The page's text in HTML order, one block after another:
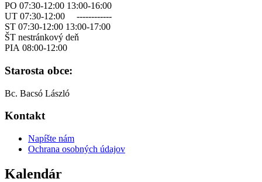
PO 07:30-12:00 13:00-16:00
UT 07:30-12:00 ------------
ST 07:30-12:00 13:00-17:00
ŠT nestránkový deň
PIA 08:00-12:00
Starosta obce:
Bc. Bacsó László
Kontakt
Napíšte nám
Ochrana osobných údajov
Kalendár